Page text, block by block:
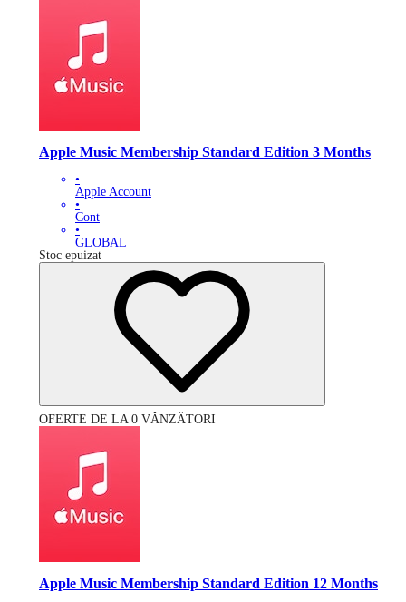
Apple Music Membership Standard Edition 3 Months
•
Apple Account
•
Cont
•
GLOBAL
Stoc epuizat
OFERTE DE LA 0 VÂNZĂTORI
Apple Music Membership Standard Edition 12 Months